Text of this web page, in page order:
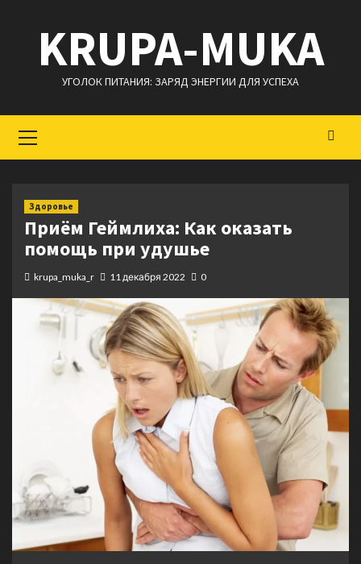
содержимому
KRUPA-MUKA
УГОЛОК ПИТАНИЯ: ЗАРЯД ЭНЕРГИИ ДЛЯ УСПЕХА
меню
Здоровье
Приём Геймлиха: Как оказать
помощь при удушье
krupa_muka_r 11 декабря 2022 0